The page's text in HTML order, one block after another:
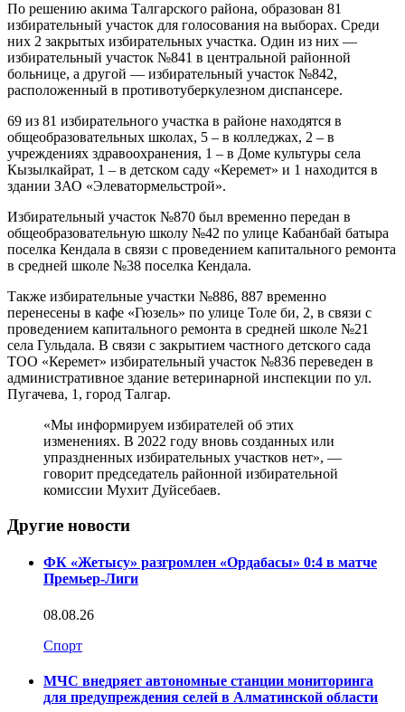
По решению акима Талгарского района, образован 81
избирательный участок для голосования на выборах. Среди
них 2 закрытых избирательных участка. Один из них —
избирательный участок №841 в центральной районной
больнице, а другой — избирательный участок №842,
расположенный в противотуберкулезном диспансере.
69 из 81 избирательного участка в районе находятся в
общеобразовательных школах, 5 – в колледжах, 2 – в
учреждениях здравоохранения, 1 – в Доме культуры села
Кызылкайрат, 1 – в детском саду «Керемет» и 1 находится в
здании ЗАО «Элеватормельстрой».
Избирательный участок №870 был временно передан в
общеобразовательную школу №42 по улице Кабанбай батыра
поселка Кендала в связи с проведением капитального ремонта
в средней школе №38 поселка Кендала.
Также избирательные участки №886, 887 временно
перенесены в кафе «Гюзель» по улице Толе би, 2, в связи с
проведением капитального ремонта в средней школе №21
села Гульдала. В связи с закрытием частного детского сада
ТОО «Керемет» избирательный участок №836 переведен в
административное здание ветеринарной инспекции по ул.
Пугачева, 1, город Талгар.
«Мы информируем избирателей об этих
изменениях. В 2022 году вновь созданных или
упраздненных избирательных участков нет», —
говорит председатель районной избирательной
комиссии Мухит Дуйсебаев.
Другие новости
ФК «Жетысу» разгромлен «Ордабасы» 0:4 в матче
Премьер-Лиги
08.08.26
Спорт
МЧС внедряет автономные станции мониторинга
для предупреждения селей в Алматинской области